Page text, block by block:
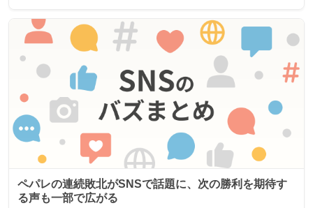
ペパレの連続敗北がSNSで話題に、次の勝利を期待す
る声も一部で広がる